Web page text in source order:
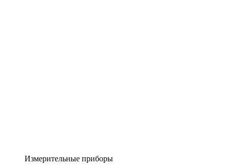
Измерительные приборы